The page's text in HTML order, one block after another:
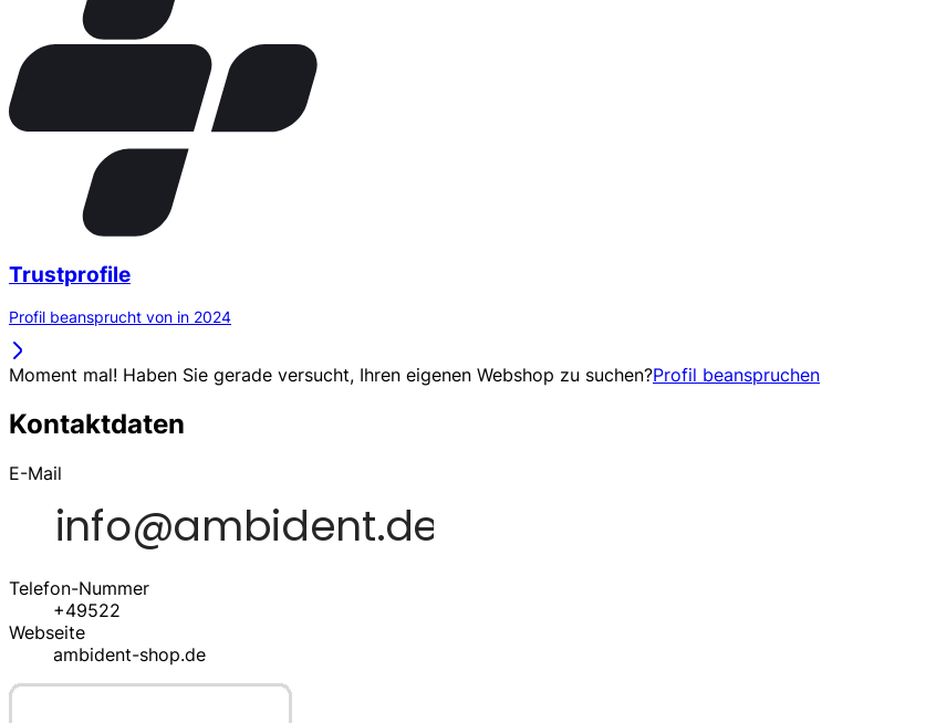
Trustprofile
Profil beansprucht von in 2024
Moment mal! Haben Sie gerade versucht, Ihren eigenen Webshop zu suchen?Profil beanspruchen
Kontaktdaten
E-Mail
Telefon-Nummer
+49522
Webseite
ambident-shop.de